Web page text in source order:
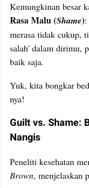
Rasa Malu (Shame)
merasa tidak cukup,
salah' dalam dirimu,
baik saja.
​Yuk, kita bongkar
nya!
Guilt vs. Shame:
Nangis
Peneliti kesehatan
Brown, menjelaskan